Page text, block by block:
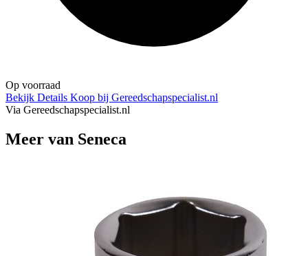
Op voorraad
Bekijk Details Koop bij Gereedschapspecialist.nl
Via Gereedschapspecialist.nl
Meer van Seneca